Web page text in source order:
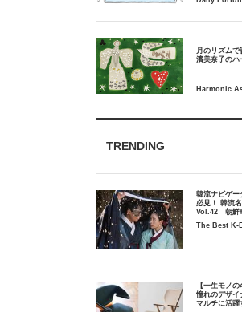
月のリズム
TRENDING
韓流ナビゲー
必見！ 韓流
Vol.42 朝鮮
The Best K-
【一生モノの
憧れのデザイ
マルチに活躍